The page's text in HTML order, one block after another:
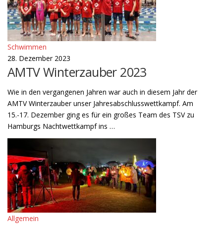
Schwimmen
28. Dezember 2023
AMTV Winterzauber 2023
Wie in den vergangenen Jahren war auch in diesem Jahr der
AMTV Winterzauber unser Jahresabschlusswettkampf. Am
15.-17. Dezember ging es für ein großes Team des TSV zu
Hamburgs Nachtwettkampf ins …
Allgemein